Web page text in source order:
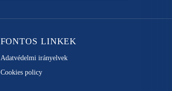
FONTOS LINKEK
Adatvédelmi irányelvek
Cookies policy